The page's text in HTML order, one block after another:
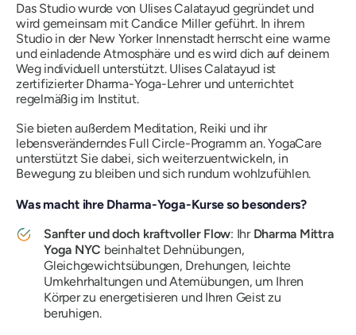
Das Studio wurde von Ulises Calatayud gegründet und
wird gemeinsam mit Candice Miller geführt. In ihrem
Studio in der New Yorker Innenstadt herrscht eine warme
und einladende Atmosphäre und es wird dich auf deinem
Weg individuell unterstützt. Ulises Calatayud ist
zertifizierter Dharma-Yoga-Lehrer und unterrichtet
regelmäßig im Institut.
Sie bieten außerdem Meditation, Reiki und ihr
lebensveränderndes Full Circle-Programm an. YogaCare
unterstützt Sie dabei, sich weiterzuentwickeln, in
Bewegung zu bleiben und sich rundum wohlzufühlen.
Was macht ihre Dharma-Yoga-Kurse so besonders?
Sanfter und doch kraftvoller Flow: Ihr Dharma Mittra
Yoga NYC beinhaltet Dehnübungen,
Gleichgewichtsübungen, Drehungen, leichte
Umkehrhaltungen und Atemübungen, um Ihren
Körper zu energetisieren und Ihren Geist zu
beruhigen.